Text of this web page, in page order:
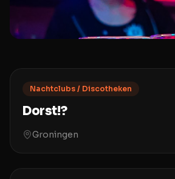
Nachtclubs / Discotheken
Dorst!?
Groningen